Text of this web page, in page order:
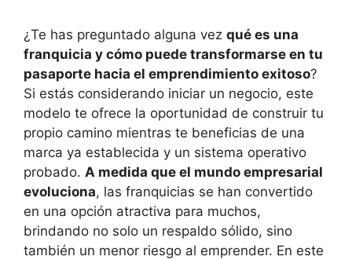
¿Te has preguntado alguna vez qué es una
franquicia y cómo puede transformarse en tu
pasaporte hacia el emprendimiento exitoso?
Si estás considerando iniciar un negocio, este
modelo te ofrece la oportunidad de construir tu
propio camino mientras te beneficias de una
marca ya establecida y un sistema operativo
probado. A medida que el mundo empresarial
evoluciona, las franquicias se han convertido
en una opción atractiva para muchos,
brindando no solo un respaldo sólido, sino
también un menor riesgo al emprender. En este